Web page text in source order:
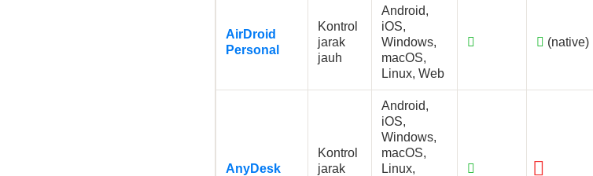
AirDroid
Personal
Kontrol
jarak
jauh
Android,
iOS,
Windows,
macOS,
Linux, Web
(native)
AnyDesk
Kontrol
jarak
Android,
iOS,
Windows,
macOS,
Linux,